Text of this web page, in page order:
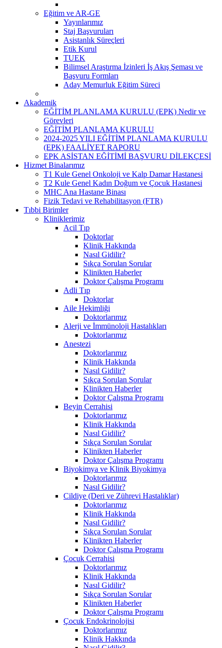
Eğitim ve AR-GE
Yayınlarımız
Staj Başvuruları
Asistanlık Süreçleri
Etik Kurul
TUEK
Bilimsel Araştırma İzinleri İş Akış Şeması ve
Başvuru Formları
Aday Memurluk Eğitim Süreci
Akademik
EĞİTİM PLANLAMA KURULU (EPK) Nedir ve
Görevleri
EĞİTİM PLANLAMA KURULU
2024-2025 YILI EĞİTİM PLANLAMA KURULU
(EPK) FAALİYET RAPORU
EPK ASİSTAN EĞİTİMİ BAŞVURU DİLEKÇESİ
Hizmet Binalarımız
T1 Kule Genel Onkoloji ve Kalp Damar Hastanesi
T2 Kule Genel Kadın Doğum ve Çocuk Hastanesi
MHC Ana Hastane Binası
Fizik Tedavi ve Rehabilitasyon (FTR)
Tıbbi Birimler
Kliniklerimiz
Acil Tıp
Doktorlar
Klinik Hakkında
Nasıl Gidilir?
Sıkça Sorulan Sorular
Klinikten Haberler
Doktor Çalışma Programı
Adli Tıp
Doktorlar
Aile Hekimliği
Doktorlarımız
Alerji ve İmmünoloji Hastalıkları
Doktorlarımız
Anestezi
Doktorlarımız
Klinik Hakkında
Nasıl Gidilir?
Sıkça Sorulan Sorular
Klinikten Haberler
Doktor Çalışma Programı
Beyin Cerrahisi
Doktorlarımız
Klinik Hakkında
Nasıl Gidilir?
Sıkça Sorulan Sorular
Klinikten Haberler
Doktor Çalışma Programı
Biyokimya ve Klinik Biyokimya
Doktorlarımız
Nasıl Gidilir?
Cildiye (Deri ve Zührevi Hastalıklar)
Doktorlarımız
Klinik Hakkında
Nasıl Gidilir?
Sıkça Sorulan Sorular
Klinikten Haberler
Doktor Çalışma Programı
Çocuk Cerrahisi
Doktorlarımız
Klinik Hakkında
Nasıl Gidilir?
Sıkça Sorulan Sorular
Klinikten Haberler
Doktor Çalışma Programı
Çocuk Endokrinolojisi
Doktorlarımız
Klinik Hakkında